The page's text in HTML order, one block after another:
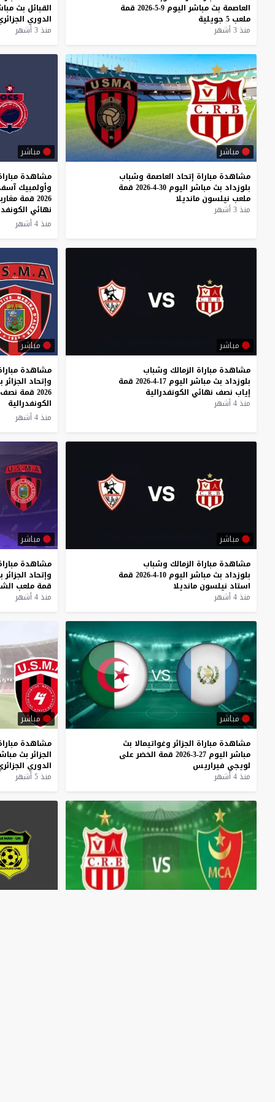
العاصمة بث مباشر اليوم 9-5-2026
قمة
ملعب 5 جويلية
منذ 3 أشهر
القبائل بث
الدوري
منذ 3 أشهر
مباشر
مشاهدة مباراة إتحاد العاصمة وشباب
بلوزداد بث مباشر اليوم 30-4-2026
قمة
ملعب نيلسون مانديلا
منذ 3 أشهر
مباشر
مشاهدة
2026 قمة مغاربية في إياب نصف
نهائي
منذ 4 أشهر
مباشر
مشاهدة مباراة الزمالك وشباب
بلوزداد بث مباشر اليوم 17-4-2026
قمة
إياب نصف نهائي الكونفدرالية
منذ 4 أشهر
مباشر
مشاهدة
2026 قمة نصف نهائي كأس
الكونفدرالية
منذ 4 أشهر
مباشر
مشاهدة مباراة الزمالك وشباب
بلوزداد بث مباشر اليوم 10-4-2026
قمة
استاد نيلسون مانديلا
منذ 4 أشهر
مباشر
مشاهدة
وإتحاد الجزائر
قمة ملعب
منذ 4 أشهر
مباشر
مشاهدة مباراة الجزائر وغواتيمالا بث
مباشر اليوم 27-3-2026 قمة الخضر على
لويجي فيراريس
منذ 4 أشهر
مباشر
مشاهدة
الجزائر بث
الدوري
منذ 5 أشهر